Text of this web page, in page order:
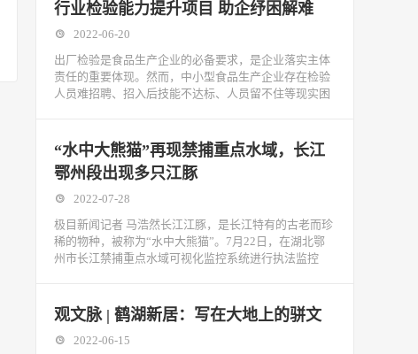
行业检验能力提升项目 助企纾困解难
2022-06-20
出厂检验是食品生产企业的必备要求，是企业落实主体
责任的重要体现。然而，中小型食品生产企业存在检验
人员难招聘、招入后技能不达标、人员留不住等现实困
“水中大熊猫”再现禁捕重点水域，长江
鄂州段出现多只江豚
2022-07-28
极目新闻记者 马浩然长江江豚，是长江特有的古老而珍
稀的物种，被称为“水中大熊猫”。7月22日，在湖北鄂
州市长江禁捕重点水域可视化监控系统进行执法监控
观文脉 | 鹤湖新居：写在大地上的骈文
2022-06-15